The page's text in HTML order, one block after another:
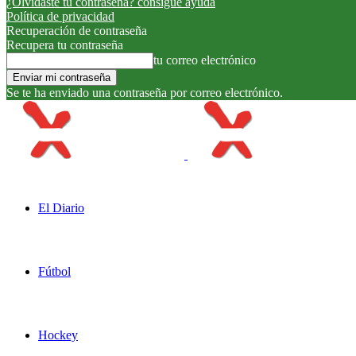
Política de privacidad
Recuperación de contraseña
Recupera tu contraseña
tu correo electrónico
Se te ha enviado una contraseña por correo electrónico.
El Diario
Fútbol
Hockey